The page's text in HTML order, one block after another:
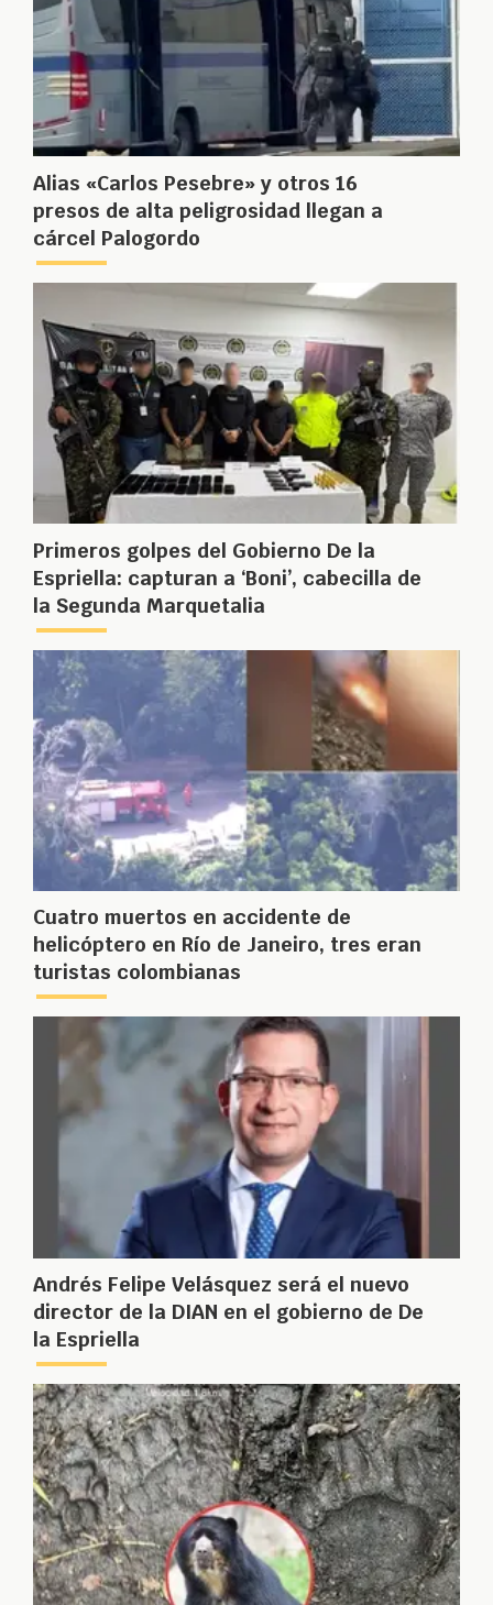
Alias «Carlos Pesebre» y otros 16
presos de alta peligrosidad llegan a
cárcel Palogordo
Primeros golpes del Gobierno De la
Espriella: capturan a ‘Boni’, cabecilla de
la Segunda Marquetalia
Cuatro muertos en accidente de
helicóptero en Río de Janeiro, tres eran
turistas colombianas
Andrés Felipe Velásquez será el nuevo
director de la DIAN en el gobierno de De
la Espriella